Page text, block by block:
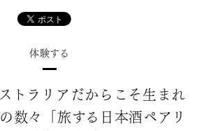
体験する
トラリアだからこそ生まれ
数々「旅する日本酒ペアリ